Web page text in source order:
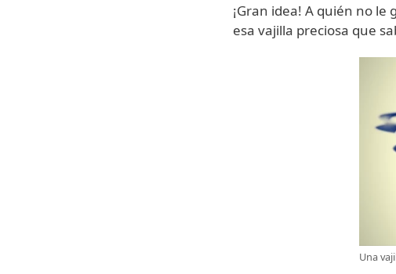
¡Gran idea! A quién no
esa vajilla preciosa que
Una